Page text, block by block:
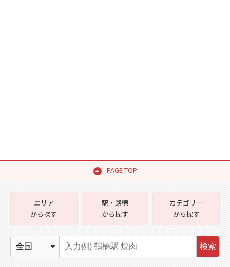
PAGE TOP
エリア
から探す
駅・路線
から探す
カテゴリー
から探す
検索